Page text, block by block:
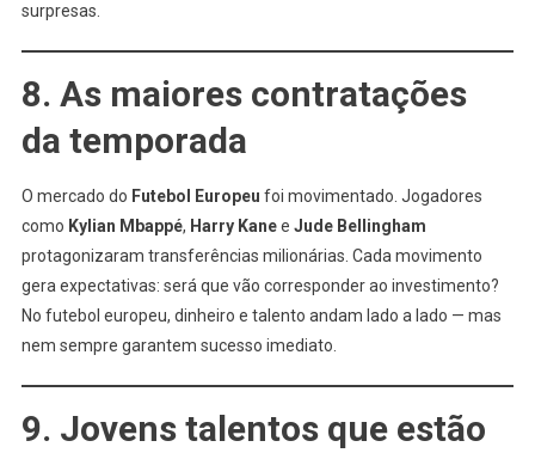
surpresas.
8. As maiores contratações
da temporada
O mercado do Futebol Europeu foi movimentado. Jogadores
como Kylian Mbappé, Harry Kanee Jude Bellingham
protagonizaram transferências milionárias. Cada movimento
gera expectativas: será que vão corresponder ao investimento?
No futebol europeu, dinheiro e talento andam lado a lado — mas
nem sempre garantem sucesso imediato.
9. Jovens talentos que estão